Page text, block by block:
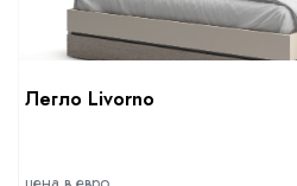
Легло Livorno